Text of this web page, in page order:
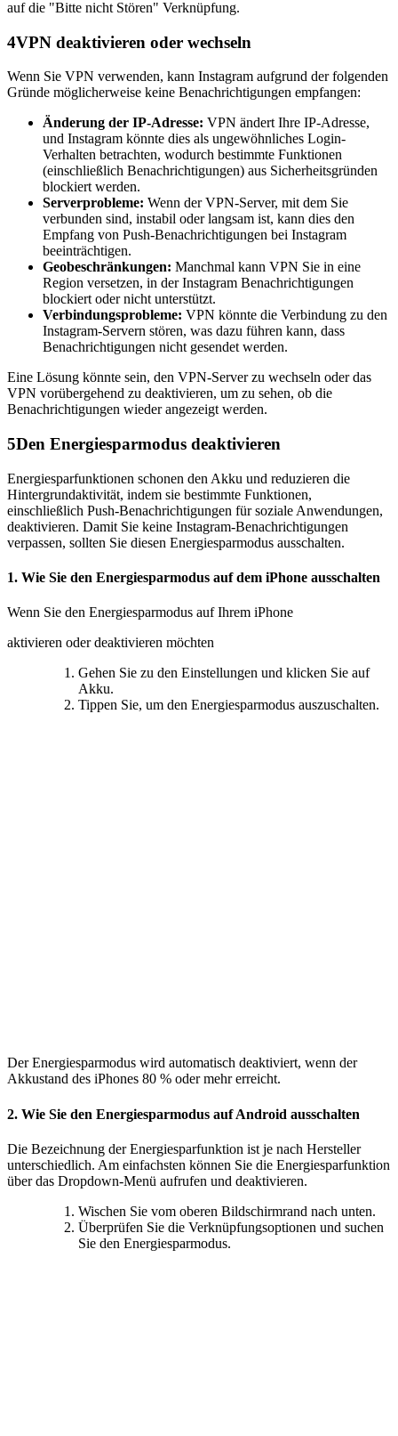
auf die "Bitte nicht Stören" Verknüpfung.
4VPN deaktivieren oder wechseln
Wenn Sie VPN verwenden, kann Instagram aufgrund der folgenden
Gründe möglicherweise keine Benachrichtigungen empfangen:
Änderung der IP-Adresse: VPN ändert Ihre IP-Adresse,
und Instagram könnte dies als ungewöhnliches Login-
Verhalten betrachten, wodurch bestimmte Funktionen
(einschließlich Benachrichtigungen) aus Sicherheitsgründen
blockiert werden.
Serverprobleme: Wenn der VPN-Server, mit dem Sie
verbunden sind, instabil oder langsam ist, kann dies den
Empfang von Push-Benachrichtigungen bei Instagram
beeinträchtigen.
Geobeschränkungen: Manchmal kann VPN Sie in eine
Region versetzen, in der Instagram Benachrichtigungen
blockiert oder nicht unterstützt.
Verbindungsprobleme: VPN könnte die Verbindung zu den
Instagram-Servern stören, was dazu führen kann, dass
Benachrichtigungen nicht gesendet werden.
Eine Lösung könnte sein, den VPN-Server zu wechseln oder das
VPN vorübergehend zu deaktivieren, um zu sehen, ob die
Benachrichtigungen wieder angezeigt werden.
5Den Energiesparmodus deaktivieren
Energiesparfunktionen schonen den Akku und reduzieren die
Hintergrundaktivität, indem sie bestimmte Funktionen,
einschließlich Push-Benachrichtigungen für soziale Anwendungen,
deaktivieren. Damit Sie keine Instagram-Benachrichtigungen
verpassen, sollten Sie diesen Energiesparmodus ausschalten.
1. Wie Sie den Energiesparmodus auf dem iPhone ausschalten
Wenn Sie den Energiesparmodus auf Ihrem iPhone
aktivieren oder deaktivieren möchten
Gehen Sie zu den Einstellungen und klicken Sie auf
Akku.
Tippen Sie, um den Energiesparmodus auszuschalten.
Der Energiesparmodus wird automatisch deaktiviert, wenn der
Akkustand des iPhones 80 % oder mehr erreicht.
2. Wie Sie den Energiesparmodus auf Android ausschalten
Die Bezeichnung der Energiesparfunktion ist je nach Hersteller
unterschiedlich. Am einfachsten können Sie die Energiesparfunktion
über das Dropdown-Menü aufrufen und deaktivieren.
Wischen Sie vom oberen Bildschirmrand nach unten.
Überprüfen Sie die Verknüpfungsoptionen und suchen
Sie den Energiesparmodus.